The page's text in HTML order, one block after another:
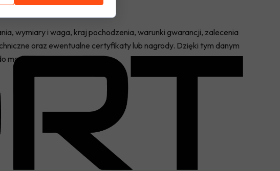
wymiary i waga, kraj pochodzenia, warunki gwarancji, zalecenia
oraz ewentualne certyfikaty lub nagrody. Dzięki tym danym
marki.